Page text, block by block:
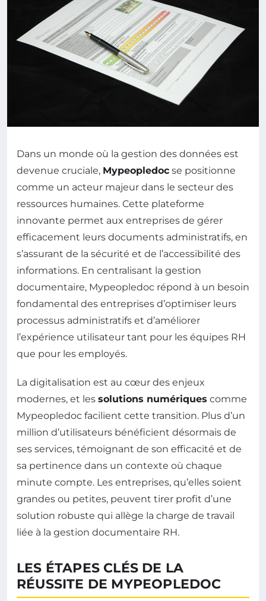
Dans un monde où la gestion des données est
devenue cruciale, Mypeopledoc se positionne
comme un acteur majeur dans le secteur des
ressources humaines. Cette plateforme
innovante permet aux entreprises de gérer
efficacement leurs documents administratifs, en
s’assurant de la sécurité et de l’accessibilité des
informations. En centralisant la gestion
documentaire, Mypeopledoc répond à un besoin
fondamental des entreprises d’optimiser leurs
processus administratifs et d’améliorer
l’expérience utilisateur tant pour les équipes RH
que pour les employés.
La digitalisation est au cœur des enjeux
modernes, et les solutions numériques comme
Mypeopledoc facilient cette transition. Plus d’un
million d’utilisateurs bénéficient désormais de
ses services, témoignant de son efficacité et de
sa pertinence dans un contexte où chaque
minute compte. Les entreprises, qu’elles soient
grandes ou petites, peuvent tirer profit d’une
solution robuste qui allège la charge de travail
liée à la gestion documentaire RH.
LES ÉTAPES CLÉS DE LA
RÉUSSITE DE MYPEOPLEDOC